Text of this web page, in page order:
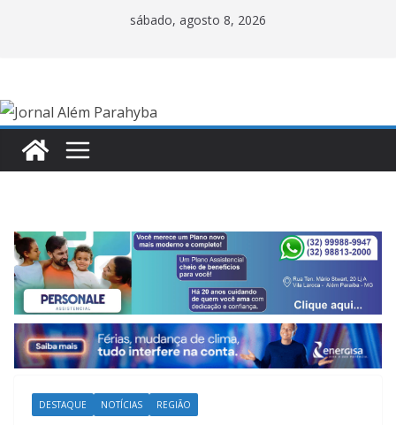
sábado, agosto 8, 2026
DESTAQUE NOTÍCIAS REGIÃO